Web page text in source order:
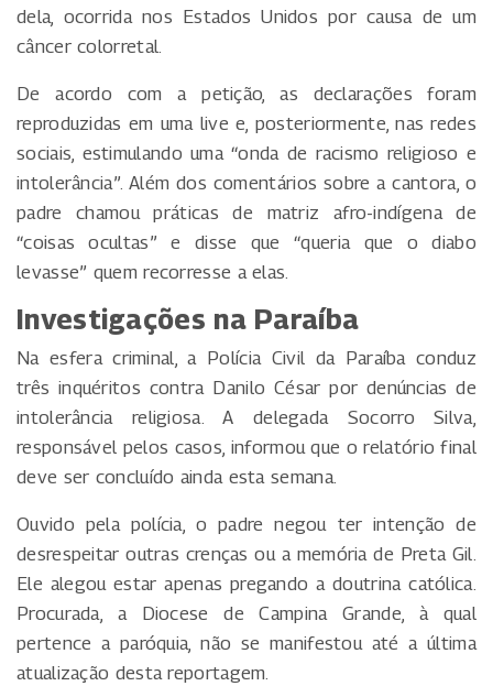
dela, ocorrida nos Estados Unidos por causa de um
câncer colorretal.
De acordo com a petição, as declarações foram
reproduzidas em uma live e, posteriormente, nas redes
sociais, estimulando uma “onda de racismo religioso e
intolerância”. Além dos comentários sobre a cantora, o
padre chamou práticas de matriz afro-indígena de
“coisas ocultas” e disse que “queria que o diabo
levasse” quem recorresse a elas.
Investigações na Paraíba
Na esfera criminal, a Polícia Civil da Paraíba conduz
três inquéritos contra Danilo César por denúncias de
intolerância religiosa. A delegada Socorro Silva,
responsável pelos casos, informou que o relatório final
deve ser concluído ainda esta semana.
Ouvido pela polícia, o padre negou ter intenção de
desrespeitar outras crenças ou a memória de Preta Gil.
Ele alegou estar apenas pregando a doutrina católica.
Procurada, a Diocese de Campina Grande, à qual
pertence a paróquia, não se manifestou até a última
atualização desta reportagem.